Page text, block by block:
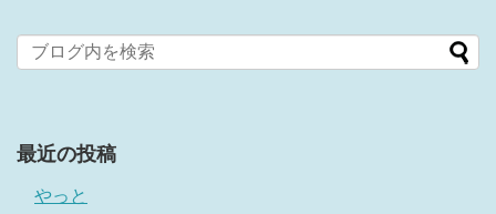
最近の投稿
やっと